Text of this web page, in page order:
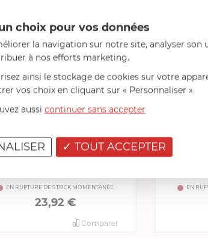
EN RUPTURE DE STOCK MOMENTANÉE
23,92 €
Comparer
EN
choix pour vos données
la navigation sur notre site, analyser son
à nos efforts marketing.
ainsi le stockage de cookies sur votre
vos choix en cliquant sur « Personnaliser »
aussi continuer sans accepter
TOUT ACCEPTER